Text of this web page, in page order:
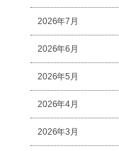
2026年7月
2026年6月
2026年5月
2026年4月
2026年3月